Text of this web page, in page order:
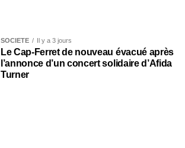
SOCIÉTÉ Il y a 3 jours
Le Cap-Ferret de nouveau évacué après
l’annonce d’un concert solidaire d’Afida
Turner